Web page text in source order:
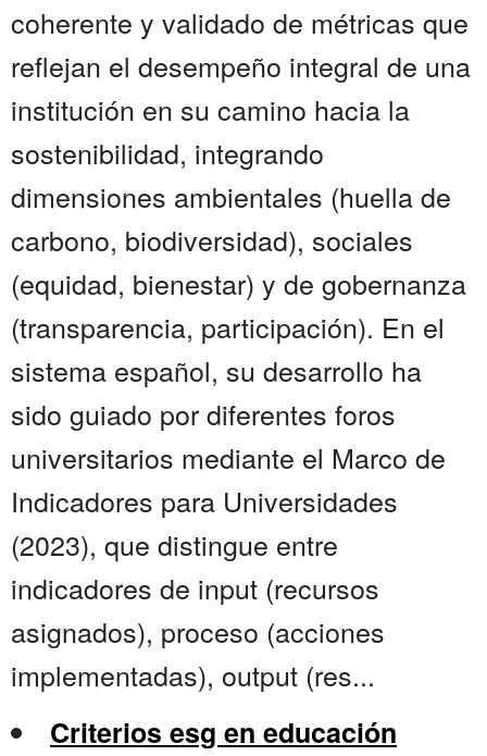
coherente y validado de métricas que
reflejan el desempeño integral de una
institución en su camino hacia la
sostenibilidad, integrando
dimensiones ambientales (huella de
carbono, biodiversidad), sociales
(equidad, bienestar) y de gobernanza
(transparencia, participación). En el
sistema español, su desarrollo ha
sido guiado por diferentes foros
universitarios mediante el Marco de
Indicadores para Universidades
(2023), que distingue entre
indicadores de input (recursos
asignados), proceso (acciones
implementadas), output (res...
Criterios esg en educación